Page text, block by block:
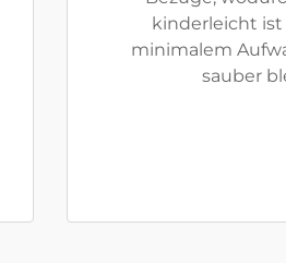
kinderleicht
minimalem
sauber